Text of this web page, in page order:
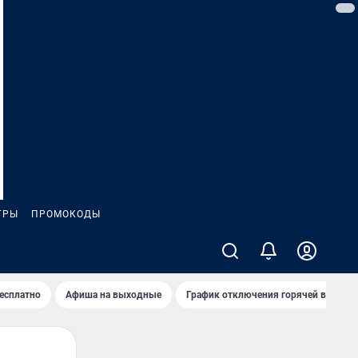
ПРОМОКОДЫ
Афиша на выходные График отключения горячей воды в